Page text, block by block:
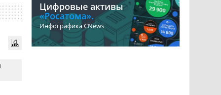
Цифровые активы
«Росатома».
Инфографика CNews